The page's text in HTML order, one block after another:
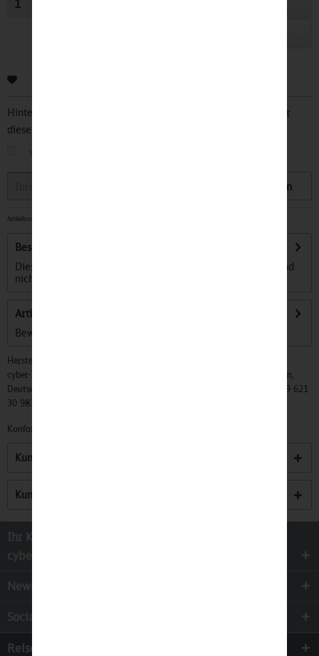
Hinterlegen Sie Ihre Email Adresse und bleiben Sie stets über
diesen Artikel informiert.
Speichern
Artikelnummer:
Beschreibung
Diese mit größter Sorgfalt in Polen hergestellten Socken sind
nicht nur stilvoll, sondern...
Artikel bewerten
Bewertungen lesen, schreiben und diskutieren...
Hersteller:
cyber-Wear Heidelberg GmbH, Elsa-Brändström-Str. 4, 68229 Mannheim,
Deutschland, Info@mycybergroup.com, https://mycybergroup.com, +49 621
30 983 0
Konformitätserklärungen zu unseren Produkten finden Sie
Kunden kauften auch
Kunden haben sich ebenfalls angesehen
Ihr Kontakt zur
cyber-Wear Heidelberg GmbH
Newsletter
Socialmedia
Reisen